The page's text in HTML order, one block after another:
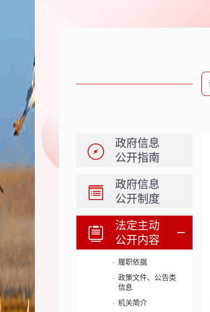
政府信息
公开指南
政府信息
公开制度
法定主动
公开内容
履职依据
政策文件、公告类
信息
机关简介